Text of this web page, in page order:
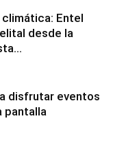
Entel
desde la
disfrutar eventos
pantalla